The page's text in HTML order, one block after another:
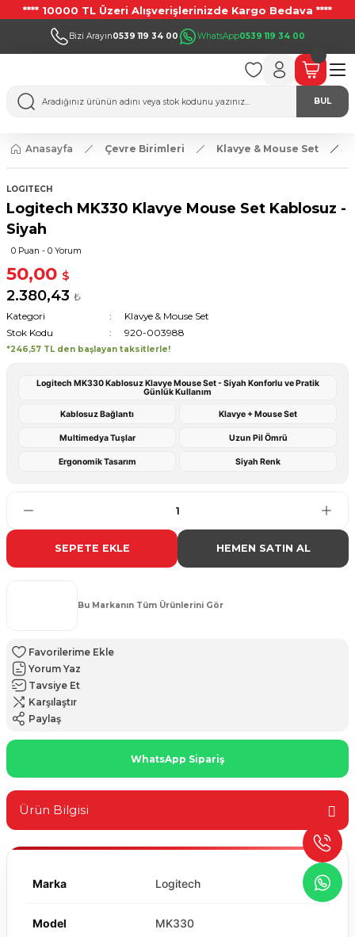
**** 10000 TL Üzeri Alışverişlerinizde Kargo Bedava ****
Bizi Arayın0539 119 34 00 WhatsApp0539 119 34 00
BUL
Anasayfa Çevre Birimleri Klavye & Mouse Set
LOGITECH
Logitech MK330 Klavye Mouse Set Kablosuz -
Siyah
0 Puan - 0 Yorum
50,00 $
2.380,43 ₺
Kategori
Klavye & Mouse Set
Stok Kodu
920-003988
*246,57 TL den başlayan taksitlerle!
Logitech MK330 Kablosuz Klavye Mouse Set - Siyah Konforlu ve Pratik
Günlük Kullanım
Kablosuz Bağlantı Klavye + Mouse Set
Multimedya Tuşlar Uzun Pil Ömrü
Ergonomik Tasarım Siyah Renk
SEPETE EKLE HEMEN SATIN AL
Bu Markanın Tüm Ürünlerini Gör
Yorum Yaz
Tavsiye Et
Karşılaştır
Paylaş
WhatsApp Sipariş
Ürün Bilgisi
Marka Logitech
Model MK330